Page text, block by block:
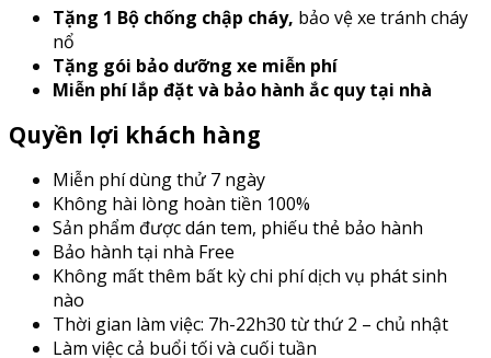
Tặng 1 Bộ chống chập cháy, bảo vệ xe tránh cháy
nổ
Tặng gói bảo dưỡng xe miễn phí
Miễn phí lắp đặt và bảo hành ắc quy tại nhà
Quyền lợi khách hàng
Miễn phí dùng thử 7 ngày
Không hài lòng hoàn tiền 100%
Sản phẩm được dán tem, phiếu thẻ bảo hành
Bảo hành tại nhà Free
Không mất thêm bất kỳ chi phí dịch vụ phát sinh
nào
Thời gian làm việc: 7h-22h30 từ thứ 2 – chủ nhật
Làm việc cả buổi tối và cuối tuần